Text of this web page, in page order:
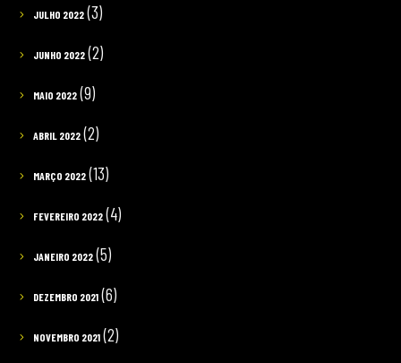
JULHO 2022(3)
JUNHO 2022(2)
MAIO 2022(9)
ABRIL 2022(2)
MARÇO 2022(13)
FEVEREIRO 2022(4)
JANEIRO 2022(5)
DEZEMBRO 2021(6)
NOVEMBRO 2021(2)